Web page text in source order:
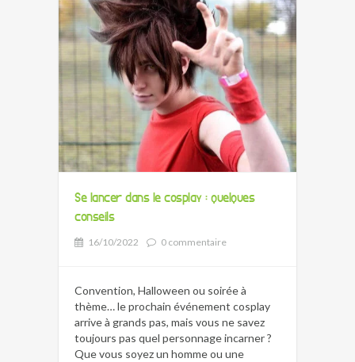
Se lancer dans le cosplay : quelques
conseils
16/10/2022 0 commentaire
Convention, Halloween ou soirée à
thème… le prochain événement cosplay
arrive à grands pas, mais vous ne savez
toujours pas quel personnage incarner ?
Que vous soyez un homme ou une